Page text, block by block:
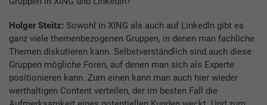
Holger Steitz: Sowohl in XING als auch auf LinkedIn gibt es
ganz viele themenbezogenen Gruppen, in denen man fachliche
Themen diskutieren kann. Selbstverständlich sind auch diese
Gruppen mögliche Foren, auf denen man sich als Experte
positionieren kann. Zum einen kann man auch hier wieder
werthaltigen Content verteilen, der im besten Fall die